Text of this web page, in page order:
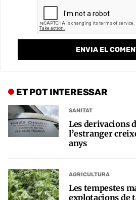
ET POT INTERESSAR
SANITAT
Les derivacions
l’estranger
anys
AGRICULTURA
Les tempestes
explotacions de